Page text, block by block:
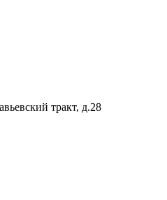
тракт, д.28